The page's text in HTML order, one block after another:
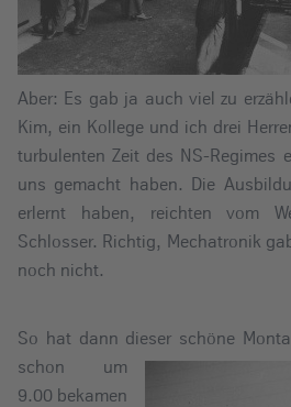
Aber: Es gab ja auch viel zu
Kim, ein Kollege und ich drei
turbulenten Zeit des NS-Regimes
uns gemacht haben. Die
erlernt haben, reichten vom
Schlosser. Richtig, Mechatronik
noch nicht.
So hat dann dieser schöne
schon um
9.00 bekamen